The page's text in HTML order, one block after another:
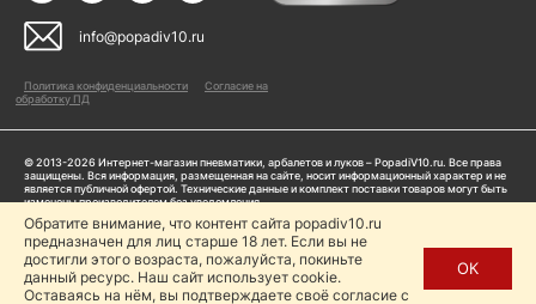
info@popadiv10.ru
Политика конфиденциальности
Согласие на
обработку ПД
© 2013-2026 Интернет-магазин пневматики, арбалетов и луков – PopadiV10.ru. Все права
защищены. Вся информация, размещенная на сайте, носит информационный характер и не
является публичной офертой. Технические данные и комплект поставки товаров могут быть
изменены производителем без уведомления
Пользуясь сайтом Popadiv10.ru, пользователь автоматически соглашается с условиями,
прописанными в
Политике конфиденциальности
Копирование любой информации (тексты, фото, видео и др.) с сайта Popadiv10 запрещено,
за исключением наличия письменного согласия администрации сайта Popadiv10.
Обратите внимание, что контент сайта popadiv10.ru
предназначен для лиц старше 18 лет. Если вы не
достигли этого возраста, пожалуйста, покиньте
данный ресурс. Наш сайт использует cookie.
Оставаясь на нём, вы подтверждаете своё согласие с
ОК